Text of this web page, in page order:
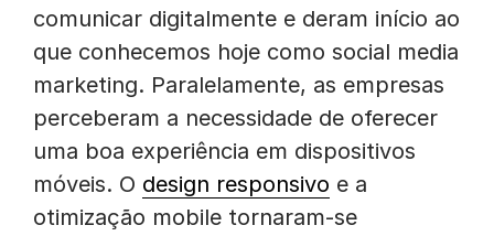
comunicar digitalmente e deram início ao
que conhecemos hoje como social media
marketing. Paralelamente, as empresas
perceberam a necessidade de oferecer
uma boa experiência em dispositivos
móveis. O design responsivo e a
otimização mobile tornaram-se